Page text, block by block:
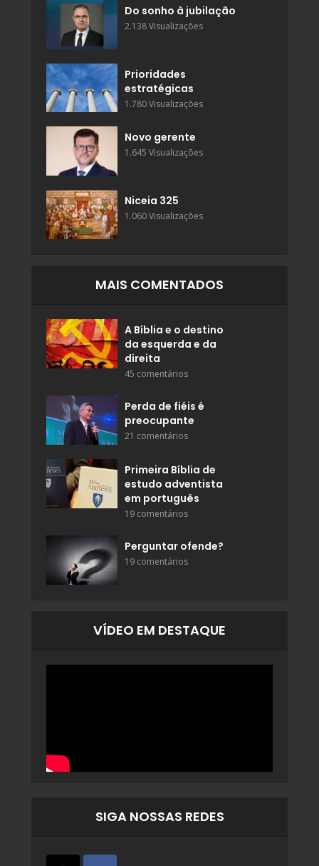
Do sonho à jubilação
2.138 Visualizações
Prioridades
estratégicas
1.780 Visualizações
Novo gerente
1.645 Visualizações
Niceia 325
1.060 Visualizações
MAIS COMENTADOS
A Bíblia e o destino
da esquerda e da
direita
45 comentários
Perda de fiéis é
preocupante
21 comentários
Primeira Bíblia de
estudo adventista
em português
19 comentários
Perguntar ofende?
19 comentários
VÍDEO EM DESTAQUE
SIGA NOSSAS REDES